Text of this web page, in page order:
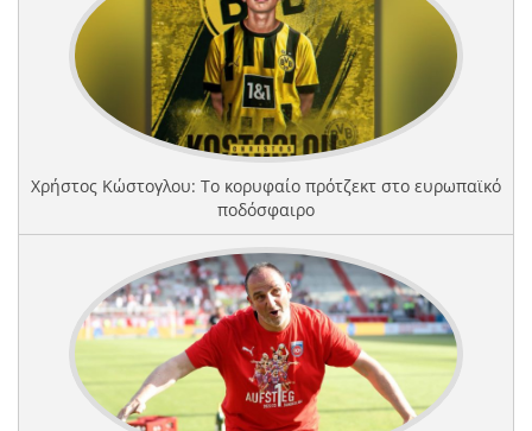
Χρήστος Κώστογλου: Το κορυφαίο πρότζεκτ στο ευρωπαϊκό
ποδόσφαιρο